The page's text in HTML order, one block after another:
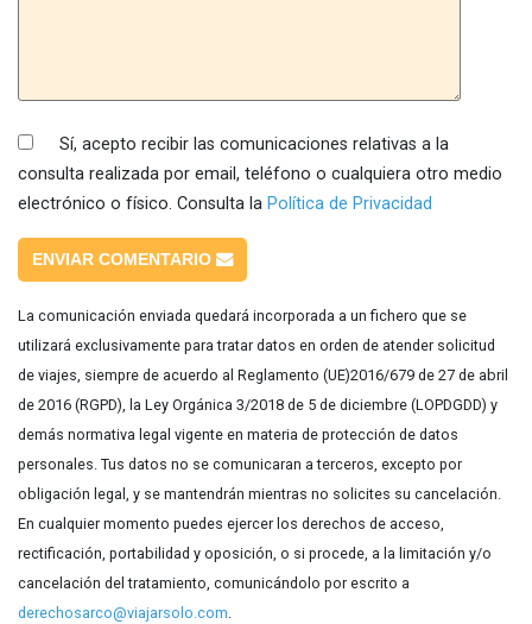
Sí, acepto recibir las comunicaciones relativas a la
consulta realizada por email, teléfono o cualquiera otro medio
electrónico o físico. Consulta la Política de Privacidad
ENVIAR COMENTARIO
La comunicación enviada quedará incorporada a un fichero que se
utilizará exclusivamente para tratar datos en orden de atender solicitud
de viajes, siempre de acuerdo al Reglamento (UE)2016/679 de 27 de abril
de 2016 (RGPD), la Ley Orgánica 3/2018 de 5 de diciembre (LOPDGDD) y
demás normativa legal vigente en materia de protección de datos
personales. Tus datos no se comunicaran a terceros, excepto por
obligación legal, y se mantendrán mientras no solicites su cancelación.
En cualquier momento puedes ejercer los derechos de acceso,
rectificación, portabilidad y oposición, o si procede, a la limitación y/o
cancelación del tratamiento, comunicándolo por escrito a
derechosarco@viajarsolo.com.